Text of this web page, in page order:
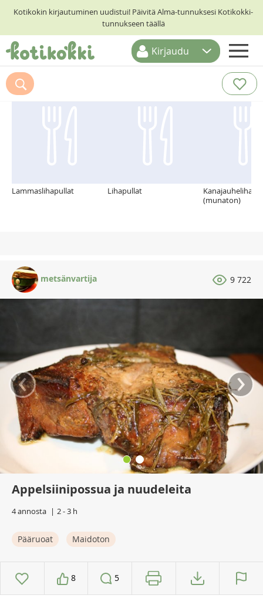
Kotikokin kirjautuminen uudistui! Päivitä Alma-tunnuksesi Kotikokki-
tunnukseen täällä
ETUSIVU
RESEPTIHAKU
Kirjaudu
Suosittelemme myös
Lammaslihapullat Lihapullat
(munaton)
metsänvartija 9 722
‹ ›
Appelsiinipossua ja nuudeleita
4 annosta 2 - 3 h
Pääruoat Maidoton
8 5